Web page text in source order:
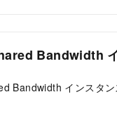
Bandwidth
Bandwidth インスタン